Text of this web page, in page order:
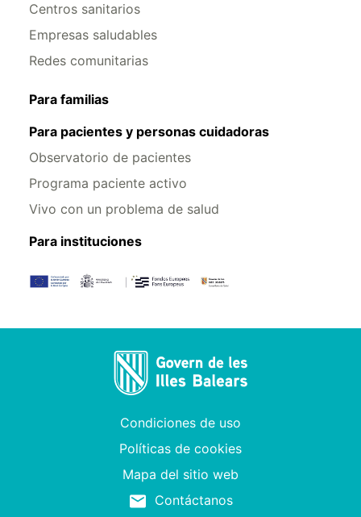
Centros sanitarios
Empresas saludables
Redes comunitarias
Para familias
Para pacientes y personas cuidadoras
Observatorio de pacientes
Programa paciente activo
Vivo con un problema de salud
Para instituciones
Condiciones de uso
Políticas de cookies
Mapa del sitio web
Contáctanos